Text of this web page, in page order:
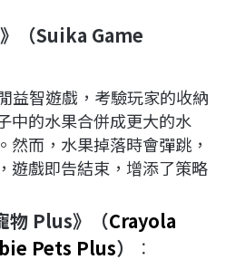
（Suika Game
益智遊戲，考驗玩家的收納
中的水果合併成更大的水
然而，水果掉落時會彈跳，
遊戲即告結束，增添了策略
物 Plus》（Crayola
Pets Plus） ：